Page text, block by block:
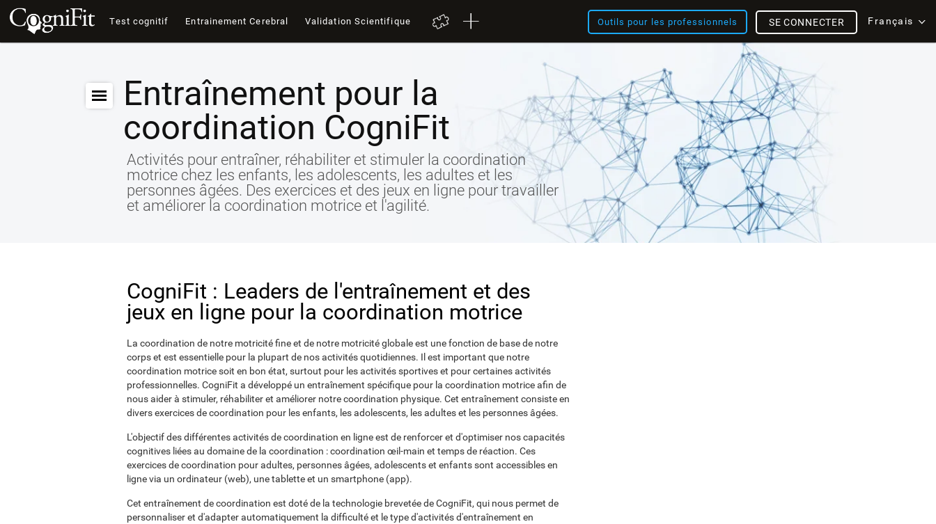
Test cognitif Entrainement Cerebral Validation Scientifique Outils pour les professionnels Français
SE CONNECTER
Entraînement pour la
coordination CogniFit
Activités pour entraîner, réhabiliter et stimuler la coordination
motrice chez les enfants, les adolescents, les adultes et les
personnes âgées. Des exercices et des jeux en ligne pour travailler
et améliorer la coordination motrice et l'agilité.
CogniFit : Leaders de l'entraînement et des
jeux en ligne pour la coordination motrice
La coordination de notre motricité fine et de notre motricité globale est une fonction de base de notre
corps et est essentielle pour la plupart de nos activités quotidiennes. Il est important que notre
coordination motrice soit en bon état, surtout pour les activités sportives et pour certaines activités
professionnelles. CogniFit a développé un entraînement spécifique pour la coordination motrice afin de
nous aider à stimuler, réhabiliter et améliorer notre coordination physique. Cet entraînement consiste en
divers exercices de coordination pour les enfants, les adolescents, les adultes et les personnes âgées.
L'objectif des différentes activités de coordination en ligne est de renforcer et d'optimiser nos capacités
cognitives liées au domaine de la coordination : coordination œil-main et temps de réaction. Ces
exercices de coordination pour adultes, personnes âgées, adolescents et enfants sont accessibles en
ligne via un ordinateur (web), une tablette et un smartphone (app).
Cet entraînement de coordination est doté de la technologie brevetée de CogniFit, qui nous permet de
personnaliser et d'adapter automatiquement la difficulté et le type d'activités d'entraînement en